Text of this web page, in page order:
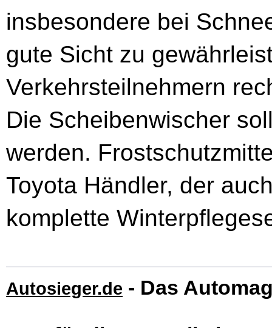
insbesondere bei
gute Sicht zu
Verkehrsteilnehmern
Die Scheibenwischer
werden.
Toyota Händler, der
komplette
Autosieger.de - Das